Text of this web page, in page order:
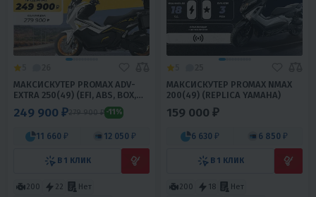
МАКСИСКУТЕР PROMAX ADV-
EXTRA 250(49) (EFI, ABS, BOX,
249 900 ₽279 900 ₽ -11%
11 660 ₽ 12 050 ₽
В 1 КЛИК
200 22
Нет
МАКСИСКУТЕР PROMAX NMAX
200(49) (REPLICA YAMAHA)
159 000 ₽
6 630 ₽ 6 850 ₽
В 1 КЛИК
200 18
Нет